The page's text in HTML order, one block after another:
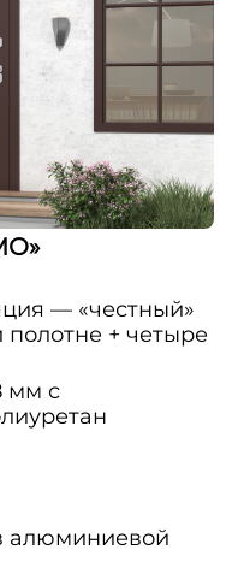
— «честный»
+ четыре
мм с
алюминиевой